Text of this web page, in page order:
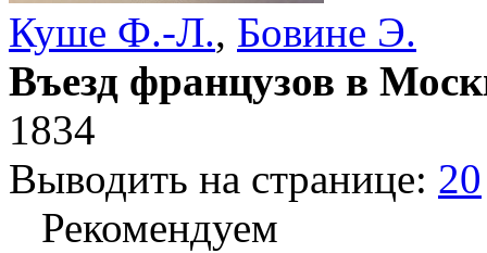
Куше Ф.-Л., Бовине Э.
Въезд французов в
1834
Выводить на странице: 20
Рекомендуем